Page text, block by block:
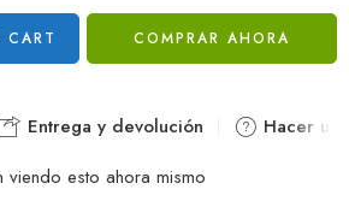
COMPRAR AHORA
Entrega y devolución
Hacer
viendo esto ahora mismo